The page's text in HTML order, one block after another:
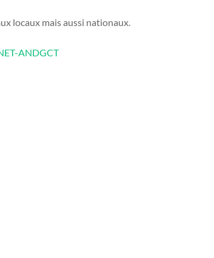
locaux mais aussi nationaux.
ANDGCT